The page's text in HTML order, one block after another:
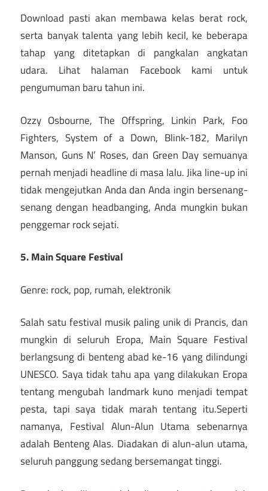
Download pasti akan membawa kelas berat rock,
serta banyak talenta yang lebih kecil, ke beberapa
tahap yang ditetapkan di pangkalan angkatan
udara. Lihat halaman Facebook kami untuk
pengumuman baru tahun ini.
Ozzy Osbourne, The Offspring, Linkin Park, Foo
Fighters, System of a Down, Blink-182, Marilyn
Manson, Guns N’ Roses, dan Green Day semuanya
pernah menjadi headline di masa lalu. Jika line-up ini
tidak mengejutkan Anda dan Anda ingin bersenang-
senang dengan headbanging, Anda mungkin bukan
penggemar rock sejati.
5. Main Square Festival
Genre: rock, pop, rumah, elektronik
Salah satu festival musik paling unik di Prancis, dan
mungkin di seluruh Eropa, Main Square Festival
berlangsung di benteng abad ke-16 yang dilindungi
UNESCO. Saya tidak tahu apa yang dilakukan Eropa
tentang mengubah landmark kuno menjadi tempat
pesta, tapi saya tidak marah tentang itu.Seperti
namanya, Festival Alun-Alun Utama sebenarnya
adalah Benteng Alas. Diadakan di alun-alun utama,
seluruh panggung sedang bersemangat tinggi.